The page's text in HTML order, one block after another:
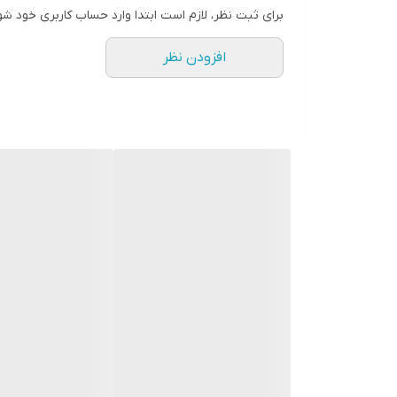
برای ثبت نظر، لازم است ابتدا وارد حساب کاربری خود
افزودن نظر